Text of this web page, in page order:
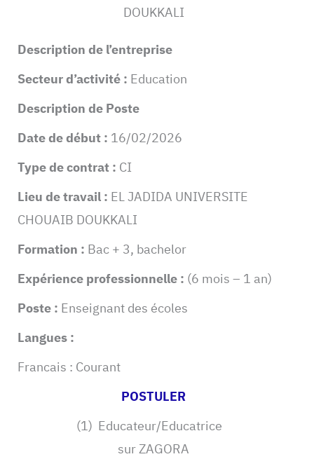
DOUKKALI
Description de l’entreprise
Secteur d’activité : Education
Description de Poste
Date de début : 16/02/2026
Type de contrat : CI
Lieu de travail : EL JADIDA UNIVERSITE
CHOUAIB DOUKKALI
Formation : Bac + 3, bachelor
Expérience professionnelle : (6 mois – 1 an)
Poste : Enseignant des écoles
Langues :
Francais : Courant
POSTULER
(1) Educateur/Educatrice
sur ZAGORA